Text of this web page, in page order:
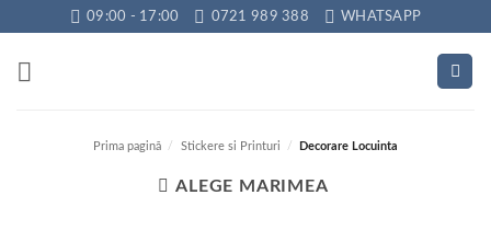
content
09:00 - 17:00 0721 989 388 WHATSAPP
Prima pagină / Stickere si Printuri / Decorare Locuinta
ALEGE MARIMEA